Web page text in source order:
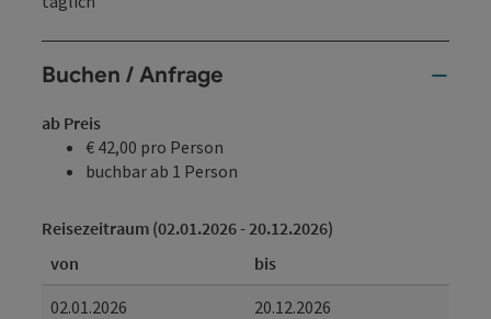
Buchen / Anfrage
ab Preis
€ 42,00 pro Person
buchbar ab 1 Person
Reisezeitraum (02.01.2026 - 20.12.2026)
von
bis
02.01.2026
20.12.2026